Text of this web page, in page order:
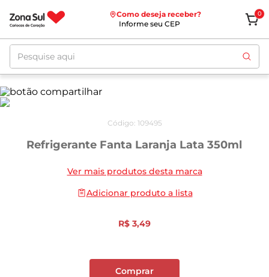
Como deseja receber?
Informe seu CEP
0
Pesquise aqui
Código: 109495
Refrigerante Fanta Laranja Lata 350ml
Ver mais produtos desta marca
Adicionar produto a lista
R$ 3,49
Comprar